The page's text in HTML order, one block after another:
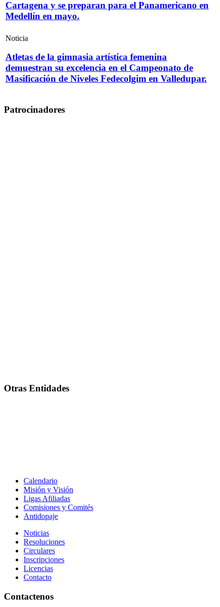
Cartagena y se preparan para el Panamericano en
Medellín en mayo.
Noticia
Atletas de la gimnasia artística femenina
demuestran su excelencia en el Campeonato de
Masificación de Niveles Fedecolgim en Valledupar.
Patrocinadores
Otras Entidades
Calendario
Misión y Visión
Ligas Afiliadas
Comisiones y Comités
Antidopaje
Noticias
Resoluciones
Circulares
Inscripciones
Licencias
Contacto
Contactenos